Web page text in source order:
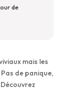
de
mais les
de panique,